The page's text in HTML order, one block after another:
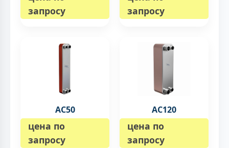
запросу
запросу
AC50
цена по
запросу
AC120
цена по
запросу